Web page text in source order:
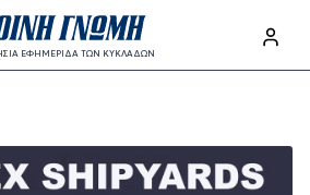
περιεχόμενο
ΕΦΗΜΕΡΙΔΑ ΤΩΝ ΚΥΚΛΑΔΩΝ